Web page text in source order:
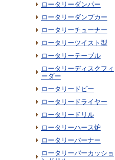
ロータリーダンパー
ロータリーダンプカー
ロータリーチューナー
ロータリーツイスト型
ロータリーテーブル
ロータリーディスクフィ
ーダー
ロータリードビー
ロータリードライヤー
ロータリードリル
ロータリーハース炉
ロータリーバーナー
ロータリーパーカッショ